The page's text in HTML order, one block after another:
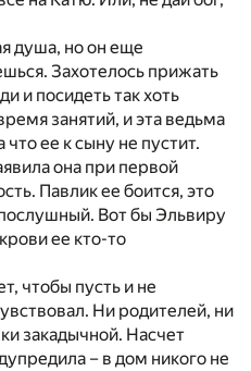
душа, но он еще
Захотелось прижать
и посидеть так хоть
занятий, и эта ведьма
ее к сыну не пустит.
она при первой
Павлик ее боится, это
Вот бы Эльвиру
ее кто-то
чтобы пусть и не
Ни родителей, ни
закадычной. Насчет
– в дом никого не